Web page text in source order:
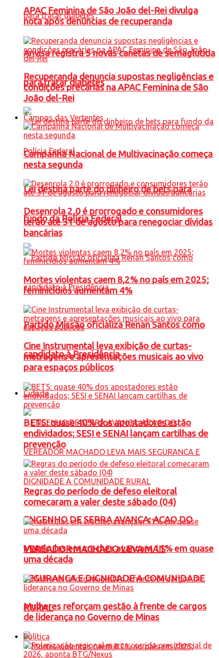
Anvisa registra 5 novas canetas de semaglutida
para tratar diabetes
Lei destina parte do dinheiro de bets para
fundo da Polícia Federal
Partido Missão oficializa Renan Santos como
candidato à Presidência
Cidade
ENGENHO DE SERRA AVANÇA: ACAO DO
VEREADOR MACHADO LEVA MAIS
SEGURANCA E DIGNIDADE A COMUNIDADE
RURAL
APAC Feminina de São João del-Rei divulga
nota após denúncias de recuperanda
Recuperanda denuncia supostas negligências e
condições precárias na APAC Feminina de São
João del-Rei
Campos das Vertentes
Campanha Nacional de Multivacinação começa
nesta segunda
Desenrola 2.0 é prorrogado e consumidores
terão até 31 de agosto para renegociar dívidas
bancárias
Mortes violentas caem 8,2% no país em 2025;
feminicídios aumentam 4%
Cine Instrumental leva exibição de curtas-
metragens e apresentações musicais ao vivo
para espaços públicos
BETS: quase 40% dos apostadores estão
endividados; SESI e SENAI lançam cartilhas de
prevenção
Regras do período de defeso eleitoral
comecaram a valer deste sábado (04)
Matrículas em creches avançam 11% em quase
uma década
Mulheres reforçam gestão à frente de cargos
de liderança no Governo de Minas
Política